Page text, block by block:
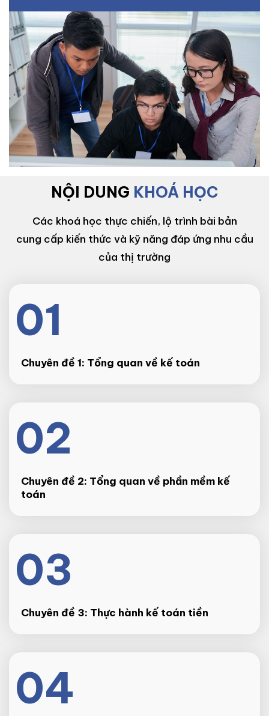
NỘI DUNG KHOÁ HỌC
Các khoá học thực chiến, lộ trình bài bản
cung cấp kiến thức và kỹ năng đáp ứng nhu cầu
của thị trường
01
Chuyên đề 1: Tổng quan về kế toán
02
Chuyên đề 2: Tổng quan về phần mềm kế
toán
03
Chuyên đề 3: Thực hành kế toán tiền
04